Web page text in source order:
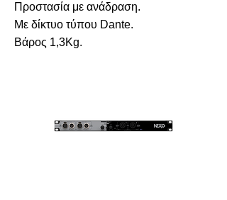
Προστασία με ανάδραση.
Με δίκτυο τύπου Dante.
Βάρος 1,3Kg.